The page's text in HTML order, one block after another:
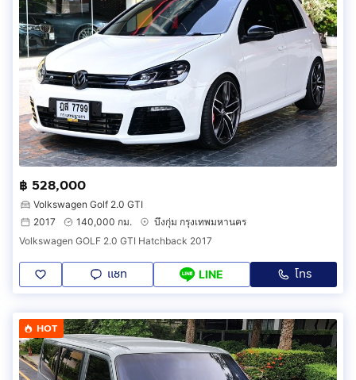
฿ 528,000
Volkswagen Golf 2.0 GTI
2017
140,000 กม.
บึงกุ่ม กรุงเทพมหานคร
Volkswagen GOLF 2.0 GTI Hatchback 2017
แชท LINE โทร
HOT